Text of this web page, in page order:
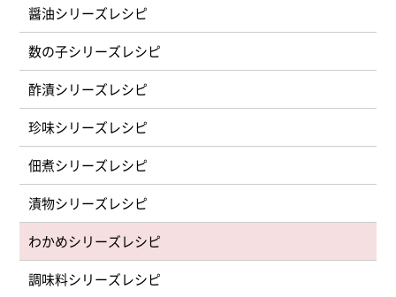
醤油シリーズ
数の子シリーズ
酢漬シリーズ
珍味シリーズ
佃煮シリーズ
漬物シリーズ
わかめシリーズ
調味料シリーズ